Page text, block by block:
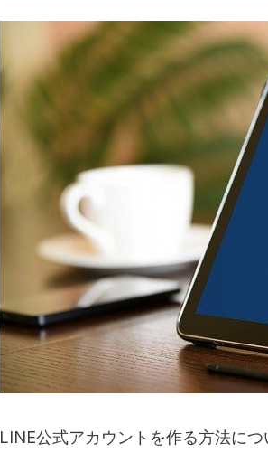
LINE公式アカウントを作る方法につ